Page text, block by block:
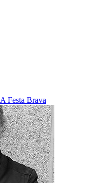
A Festa Brava